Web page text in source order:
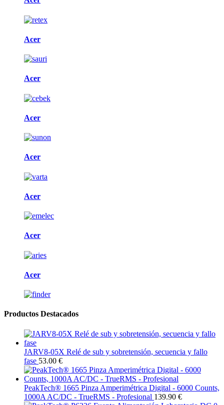
Acer
Acer
Acer
Acer
Acer
Acer
Acer
Productos Destacados
JARV8-05X Relé de sub y sobretensión, secuencia y fallo
fase 53.00 €
PeakTech® 1665 Pinza Amperimétrica Digital - 6000 Counts,
1000A AC/DC - TrueRMS - Profesional 139.90 €